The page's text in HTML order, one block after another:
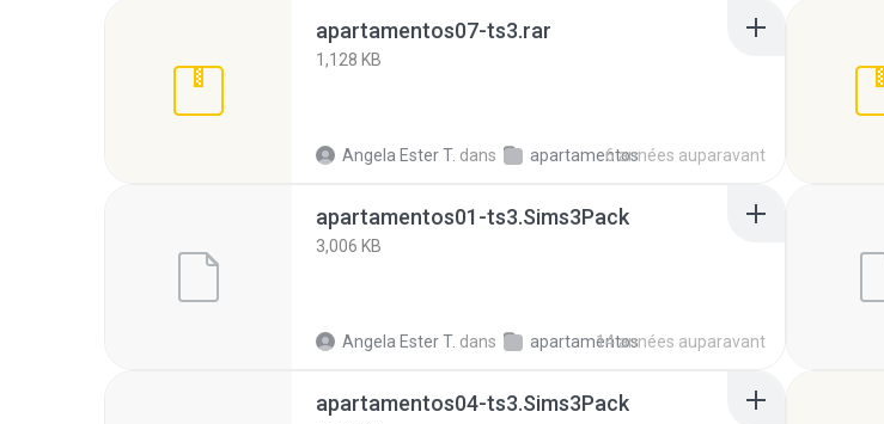
apartamentos07-ts3.rar
1,128 KB
Angela Ester T. dans apartamentos6 années auparavant
apartamentos01-ts3.Sims3Pack
3,006 KB
Angela Ester T. dans apartamentos14 années auparavant
apartamentos04-ts3.Sims3Pack